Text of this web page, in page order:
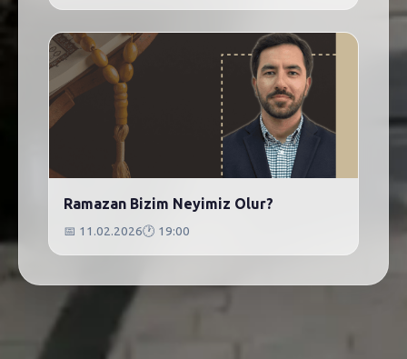
Ramazan Bizim Neyimiz Olur?
📅 11.02.2026🕐 19:00